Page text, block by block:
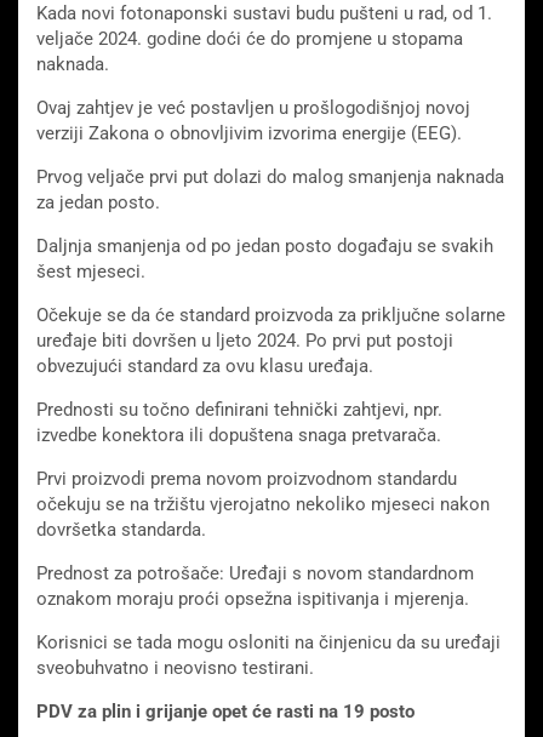
Kada novi fotonaponski sustavi budu pušteni u rad, od 1.
veljače 2024. godine doći će do promjene u stopama
naknada.
Ovaj zahtjev je već postavljen u prošlogodišnjoj novoj
verziji Zakona o obnovljivim izvorima energije (EEG).
Prvog veljače prvi put dolazi do malog smanjenja naknada
za jedan posto.
Daljnja smanjenja od po jedan posto događaju se svakih
šest mjeseci.
Očekuje se da će standard proizvoda za priključne solarne
uređaje biti dovršen u ljeto 2024. Po prvi put postoji
obvezujući standard za ovu klasu uređaja.
Prednosti su točno definirani tehnički zahtjevi, npr.
izvedbe konektora ili dopuštena snaga pretvarača.
Prvi proizvodi prema novom proizvodnom standardu
očekuju se na tržištu vjerojatno nekoliko mjeseci nakon
dovršetka standarda.
Prednost za potrošače: Uređaji s novom standardnom
oznakom moraju proći opsežna ispitivanja i mjerenja.
Korisnici se tada mogu osloniti na činjenicu da su uređaji
sveobuhvatno i neovisno testirani.
PDV za plin i grijanje opet će rasti na 19 posto